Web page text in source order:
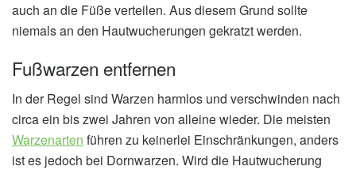
auch an die Füße verteilen. Aus diesem Grund sollte
niemals an den Hautwucherungen gekratzt werden.
Fußwarzen entfernen
In der Regel sind Warzen harmlos und verschwinden nach
circa ein bis zwei Jahren von alleine wieder. Die meisten
Warzenarten führen zu keinerlei Einschränkungen, anders
ist es jedoch bei Dornwarzen. Wird die Hautwucherung